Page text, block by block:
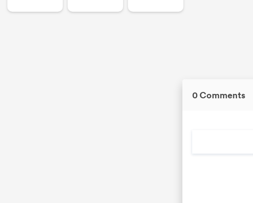
0 Comments